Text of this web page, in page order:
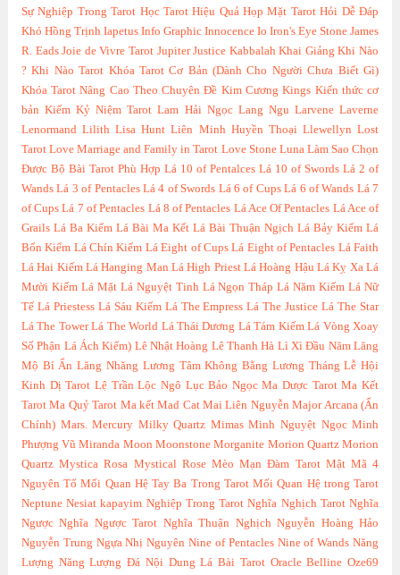
Sự Nghiệp Trong Tarot Học Tarot Hiệu Quả Họp Mặt Tarot Hỏi Dễ Đáp
Khó Hồng Trịnh Iapetus Info Graphic Innocence Io Iron's Eye Stone James
R. Eads Joie de Vivre Tarot Jupiter Justice Kabbalah Khai Giảng Khi Nào
? Khi Nào Tarot Khóa Tarot Cơ Bản (Dành Cho Người Chưa Biết Gì)
Khóa Tarot Nâng Cao Theo Chuyên Đề Kim Cương Kings Kiến thức cơ
bản Kiếm Kỷ Niệm Tarot Lam Hải Ngọc Lang Ngu Larvene Laverne
Lenormand Lilith Lisa Hunt Liên Minh Huyền Thoại Llewellyn Lost
Tarot Love Marriage and Family in Tarot Love Stone Luna Làm Sao Chọn
Được Bộ Bài Tarot Phù Hợp Lá 10 of Pentalces Lá 10 of Swords Lá 2 of
Wands Lá 3 of Pentacles Lá 4 of Swords Lá 6 of Cups Lá 6 of Wands Lá 7
of Cups Lá 7 of Pentacles Lá 8 of Pentacles Lá Ace Of Pentacles Lá Ace of
Grails Lá Ba Kiếm Lá Bài Ma Kết Lá Bài Thuận Ngịch Lá Bảy Kiếm Lá
Bốn Kiếm Lá Chín Kiếm Lá Eight of Cups Lá Eight of Pentacles Lá Faith
Lá Hai Kiếm Lá Hanging Man Lá High Priest Lá Hoàng Hậu Lá Kỵ Xa Lá
Mười Kiếm Lá Mặt Lá Nguyệt Tinh Lá Ngọn Tháp Lá Năm Kiếm Lá Nữ
Tế Lá Priestess Lá Sáu Kiếm Lá The Empress Lá The Justice Lá The Star
Lá The Tower Lá The World Lá Thái Dương Lá Tám Kiếm Lá Vòng Xoay
Số Phận Lá Ách Kiếm) Lê Nhật Hoàng Lê Thanh Hà Lì Xì Đầu Năm Lăng
Mộ Bí Ẩn Lăng Nhăng Lương Tâm Không Bằng Lương Tháng Lễ Hội
Kinh Dị Tarot Lệ Trần Lộc Ngô Lục Bảo Ngọc Ma Dược Tarot Ma Kết
Tarot Ma Quỷ Tarot Ma kết Mad Cat Mai Liên Nguyễn Major Arcana (Ẩn
Chính) Mars. Mercury Milky Quartz Mimas Minh Nguyệt Ngọc Minh
Phượng Vũ Miranda Moon Moonstone Morganite Morion Quartz Morion
Quartz Mystica Rosa Mystical Rose Mèo Mạn Đàm Tarot Mật Mã 4
Nguyên Tố Mối Quan Hệ Tay Ba Trong Tarot Mối Quan Hệ trong Tarot
Neptune Nesiat kapayim Nghiệp Trong Tarot Nghĩa Nghịch Tarot Nghĩa
Ngược Nghĩa Ngược Tarot Nghĩa Thuận Nghịch Nguyễn Hoàng Hảo
Nguyễn Trung Ngựa Nhị Nguyên Nine of Pentacles Nine of Wands Năng
Lượng Năng Lượng Đá Nội Dung Lá Bài Tarot Oracle Belline Oze69